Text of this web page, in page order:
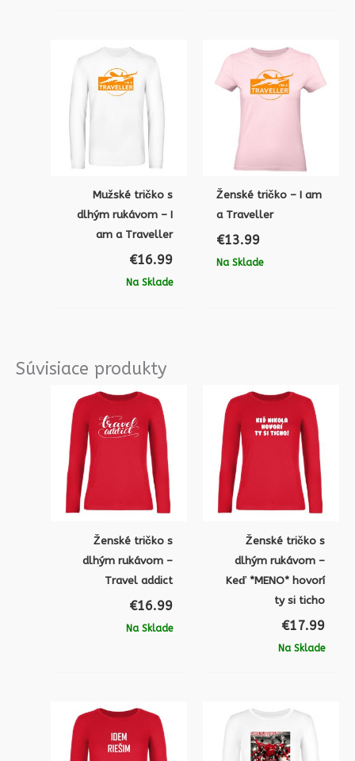
Mužské tričko s
dlhým rukávom – I
am a Traveller
€16.99
Na Sklade
Ženské tričko – I am
a Traveller
€13.99
Na Sklade
Súvisiace produkty
Ženské tričko s
dlhým rukávom –
Travel addict
€16.99
Na Sklade
Ženské tričko s
dlhým rukávom –
Keď *MENO* hovorí
ty si ticho
€17.99
Na Sklade